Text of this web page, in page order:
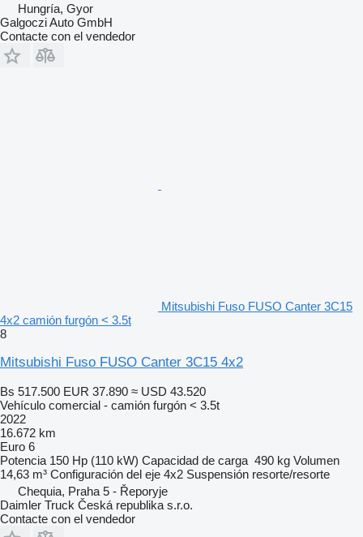
Hungría, Gyor
Galgoczi Auto GmbH
Contacte con el vendedor
Mitsubishi Fuso FUSO Canter 3C15
4x2 camión furgón < 3.5t
8
Mitsubishi Fuso FUSO Canter 3C15 4x2
Bs 517.500 EUR 37.890 ≈ USD 43.520
Vehículo comercial - camión furgón < 3.5t
2022
16.672 km
Euro 6
Potencia 150 Hp (110 kW) Capacidad de carga 490 kg Volumen
14,63 m³ Configuración del eje 4x2 Suspensión resorte/resorte
Chequia, Praha 5 - Řeporyje
Daimler Truck Česká republika s.r.o.
Contacte con el vendedor